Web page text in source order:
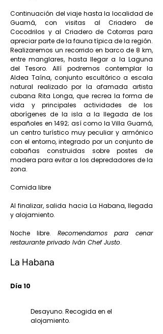
Continuación del viaje hasta la localidad de
Guamá, con visitas al Criadero de
Cocodrilos y al Criadero de Cotorras para
apreciar parte de la fauna típica de la región.
Realizaremos un recorrido en barco de 8 km,
entre manglares, hasta llegar a la Laguna
del Tesoro. Allí podremos contemplar la
Aldea Taína, conjunto escultórico a escala
natural realizado por la afamada artista
cubana Rita Longa, que recrea la forma de
vida y principales actividades de los
aborígenes de la isla a la llegada de los
españoles en 1492; así como la Villa Guamá,
un centro turístico muy peculiar y armónico
con el entorno, integrado por un conjunto de
cabañas construidas sobre postes de
madera para evitar a los depredadores de la
zona.
Comida libre
Al finalizar, salida hacia La Habana, llegada
y alojamiento.
Noche libre. Recomendamos para cenar
restaurante privado Iván Chef Justo.
La Habana
Día 10
Desayuno. Recogida en el
alojamiento.